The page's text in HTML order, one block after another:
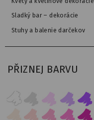
Sladký bar – dekorácie
Stuhy a balenie darčekov
PŘIZNEJ BARVU